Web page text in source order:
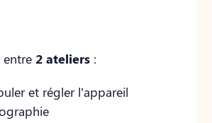
2 ateliers :
et régler l’appareil